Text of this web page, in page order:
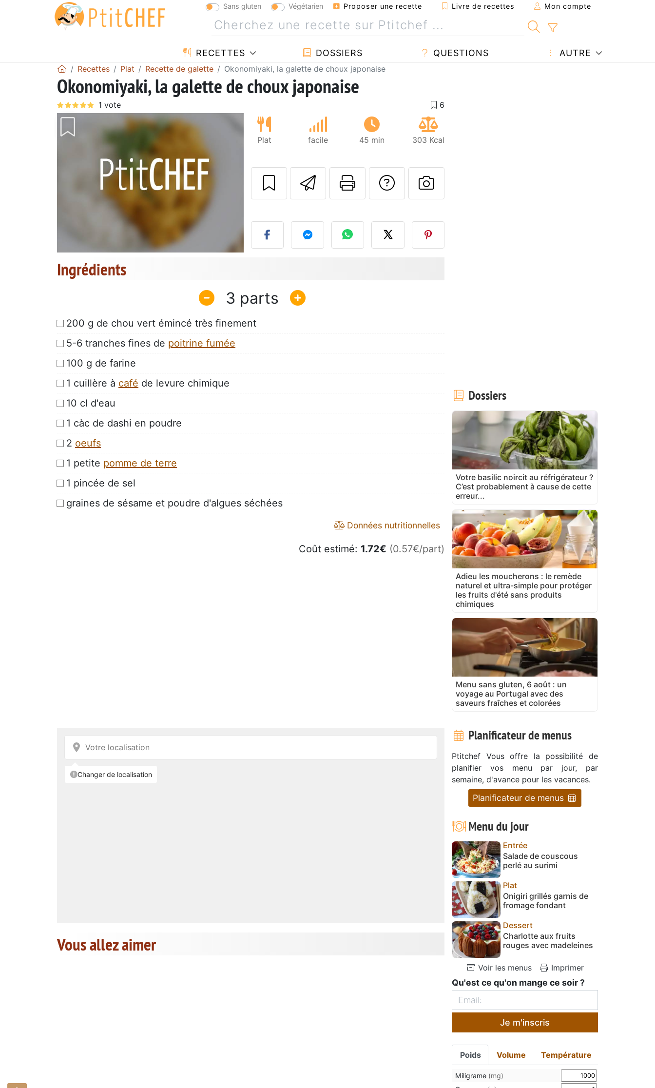
Sans gluten Végétarien Proposer une recette Livre de recettes Mon compte
RECETTES DOSSIERS QUESTIONS AUTRE
Recettes Plat Recette de galette Okonomiyaki, la galette de choux japonaise
Okonomiyaki, la galette de choux japonaise
Plat facile 45 min 303 Kcal
Envoyer cette recette à un ami
Imprimer cette page
Poser une question à l'auteur
Publier votre photo de cette
Ingrédients
3
200 g de chou vert émincé très finement
5-6 tranches fines de poitrine fumée
100 g de farine
1 cuillère à café de levure chimique
10 cl d'eau
1 càc de dashi en poudre
2 oeufs
1 petite pomme de terre
1 pincée de sel
graines de sésame et poudre d'algues séchées
Données nutritionnelles
Coût estimé: 1.72€ (0.57€/part)
Vous allez aimer
Dossiers
Votre basilic noircit au réfrigérateur ?
C’est probablement à cause de cette
erreur...
Adieu les moucherons : le remède
naturel et ultra-simple pour protéger
les fruits d'été sans produits
chimiques
Menu sans gluten, 6 août : un
voyage au Portugal avec des
saveurs fraîches et colorées
Planificateur de menus
Ptitchef Vous offre la possibilité de
planifier vos menu par jour, par
semaine, d'avance pour les vacances.
Planificateur de menus
Menu du jour
Entrée
Salade de couscous
perlé au surimi
Plat
Onigiri grillés garnis de
fromage fondant
Dessert
Charlotte aux fruits
rouges avec madeleines
Voir les menus Imprimer
Qu'est ce qu'on mange ce soir ?
Je m'inscris
Poids Volume Température
Miligrame (mg)